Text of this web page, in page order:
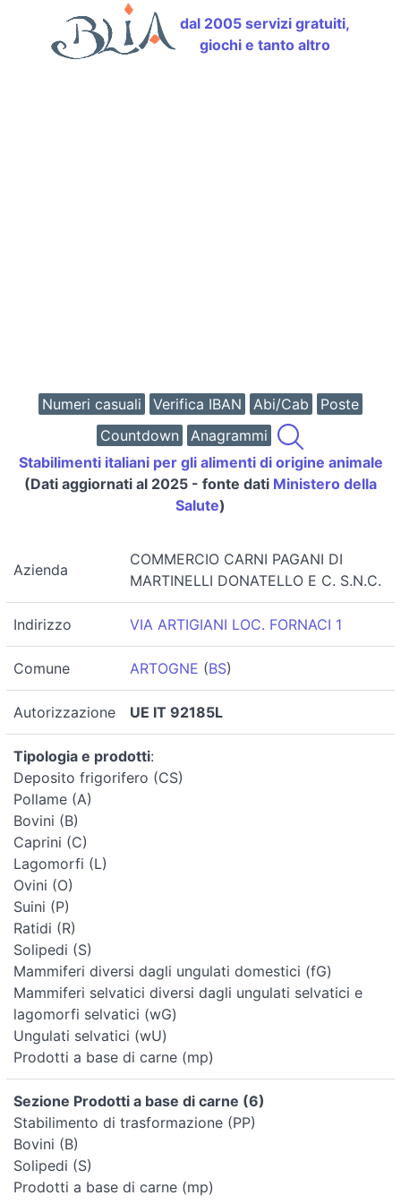
dal 2005 servizi gratuiti,
giochi e tanto altro
Numeri casuali Verifica IBAN Abi/Cab
Poste
Countdown
Anagrammi
Stabilimenti italiani per gli alimenti di origine animale
(Dati aggiornati al 2025 - fonte dati Ministero della
Salute)
Azienda
COMMERCIO CARNI PAGANI DI
MARTINELLI DONATELLO E C. S.N.C.
Indirizzo VIA ARTIGIANI LOC. FORNACI 1
Comune ARTOGNE (BS)
Autorizzazione UE IT 92185L
Tipologia e prodotti:
Deposito frigorifero (CS)
Pollame (A)
Bovini (B)
Caprini (C)
Lagomorfi (L)
Ovini (O)
Suini (P)
Ratidi (R)
Solipedi (S)
Mammiferi diversi dagli ungulati domestici (fG)
Mammiferi selvatici diversi dagli ungulati selvatici e
lagomorfi selvatici (wG)
Ungulati selvatici (wU)
Prodotti a base di carne (mp)
Sezione Prodotti a base di carne (6)
Stabilimento di trasformazione (PP)
Bovini (B)
Solipedi (S)
Prodotti a base di carne (mp)